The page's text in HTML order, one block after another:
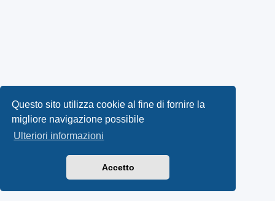
Questo sito utilizza cookie al fine di fornire la
migliore navigazione possibile
Ulteriori informazioni
Accetto